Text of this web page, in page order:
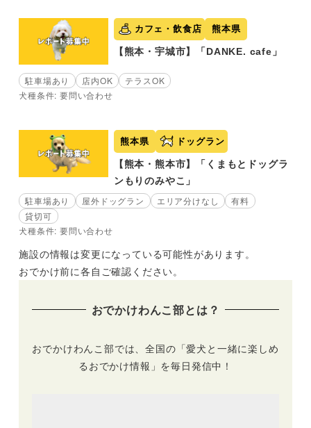
カフェ・飲食店 熊本県
【熊本・宇城市】「DANKE. cafe」
駐車場あり 店内OK
テラスOK
犬種条件: 要問い合わせ
熊本県 ドッグラン
【熊本・熊本市】「くまもとドッグラ
ンもりのみやこ」
駐車場あり 屋外ドッグラン エリア分けなし
有料
貸切可
犬種条件: 要問い合わせ
施設の情報は変更になっている可能性があります。
おでかけ前に各自ご確認ください。
おでかけわんこ部とは？
おでかけわんこ部では、全国の「愛犬と一緒に楽しめ
るおでかけ情報」を毎日発信中！